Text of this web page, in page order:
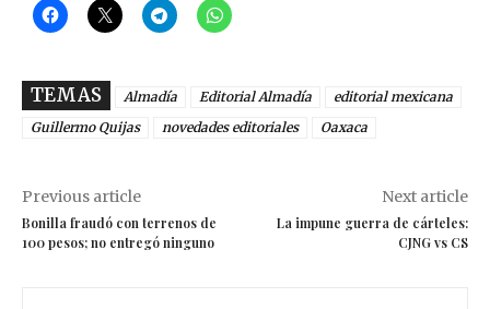
TEMAS Almadía Editorial Almadía
editorial mexicana
Guillermo Quijas
novedades editoriales Oaxaca
Previous article
Bonilla fraudó con terrenos de
100 pesos; no entregó ninguno
Next article
La impune guerra de cárteles:
CJNG vs CS